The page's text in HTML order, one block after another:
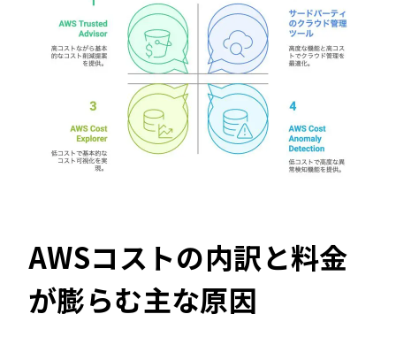
AWSコストの内訳と料金
が膨らむ主な原因